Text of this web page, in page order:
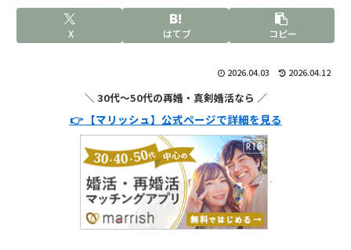
X はてブ コピー
2026.04.03 2026.04.12
＼ 30代〜50代の再婚・真剣婚活なら ／
👉 【マリッシュ】公式ページで詳細を見る